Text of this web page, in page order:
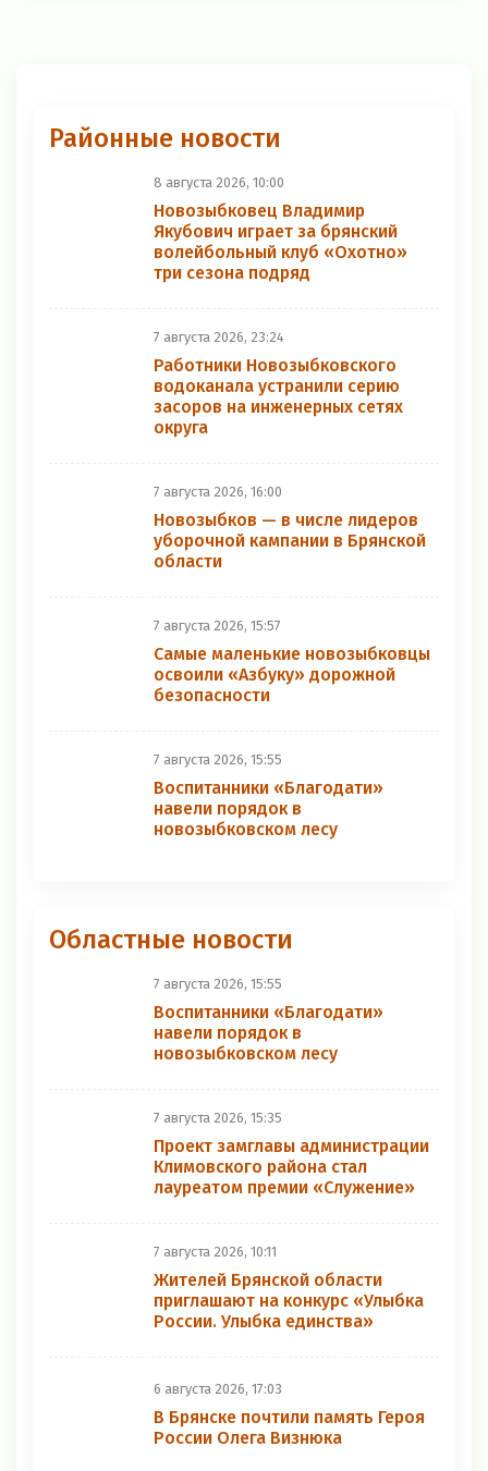
Районные новости
8 августа 2026, 10:00
Новозыбковец Владимир
Якубович играет за брянский
волейбольный клуб «Охотно»
три сезона подряд
7 августа 2026, 23:24
Работники Новозыбковского
водоканала устранили серию
засоров на инженерных сетях
округа
7 августа 2026, 16:00
Новозыбков — в числе лидеров
уборочной кампании в Брянской
области
7 августа 2026, 15:57
Самые маленькие новозыбковцы
освоили «Азбуку» дорожной
безопасности
7 августа 2026, 15:55
Воспитанники «Благодати»
навели порядок в
новозыбковском лесу
Областные новости
7 августа 2026, 15:55
Воспитанники «Благодати»
навели порядок в
новозыбковском лесу
7 августа 2026, 15:35
Проект замглавы администрации
Климовского района стал
лауреатом премии «Служение»
7 августа 2026, 10:11
Жителей Брянской области
приглашают на конкурс «Улыбка
России. Улыбка единства»
6 августа 2026, 17:03
В Брянске почтили память Героя
России Олега Визнюка